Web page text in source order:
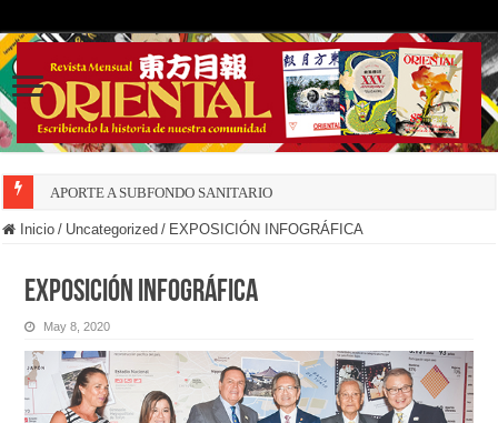
APORTE A SUBFONDO SANITARIO
Inicio / Uncategorized / EXPOSICIÓN INFOGRÁFICA
EXPOSICIÓN INFOGRÁFICA
May 8, 2020